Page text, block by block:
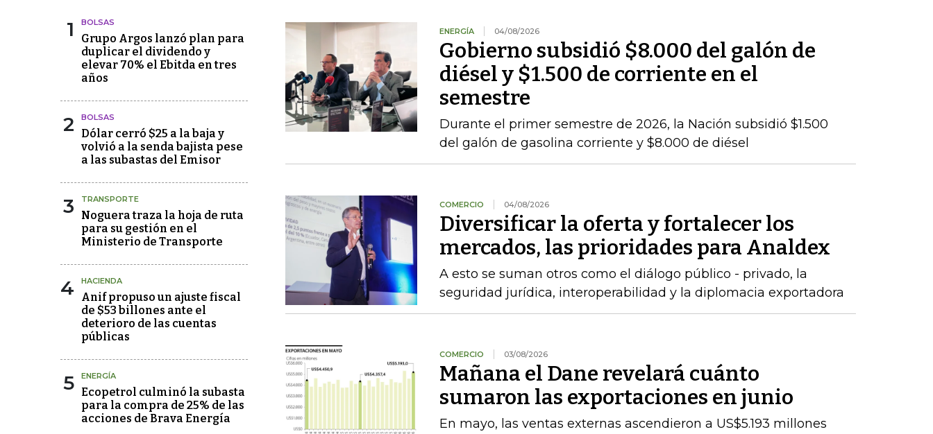
1 BOLSAS
Grupo Argos lanzó plan para
duplicar el dividendo y
elevar 70% el Ebitda en tres
años
2 BOLSAS
Dólar cerró $25 a la baja y
volvió a la senda bajista pese
a las subastas del Emisor
3 TRANSPORTE
Noguera traza la hoja de ruta
para su gestión en el
Ministerio de Transporte
4 HACIENDA
Anif propuso un ajuste fiscal
de $53 billones ante el
deterioro de las cuentas
públicas
5 ENERGÍA
Ecopetrol culminó la subasta
para la compra de 25% de las
acciones de Brava Energía
ENERGÍA 04/08/2026
Gobierno subsidió $8.000 del galón de
diésel y $1.500 de corriente en el
semestre
Durante el primer semestre de 2026, la Nación subsidió $1.500
del galón de gasolina corriente y $8.000 de diésel
COMERCIO 04/08/2026
Diversificar la oferta y fortalecer los
mercados, las prioridades para Analdex
A esto se suman otros como el diálogo público - privado, la
seguridad jurídica, interoperabilidad y la diplomacia exportadora
COMERCIO 03/08/2026
Mañana el Dane revelará cuánto
sumaron las exportaciones en junio
En mayo, las ventas externas ascendieron a US$5.193 millones